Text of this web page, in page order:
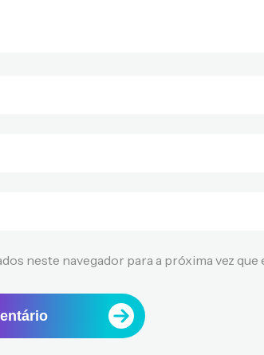
neste navegador para a próxima vez que